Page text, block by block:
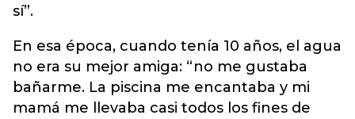
sí”.
En esa época, cuando tenía 10 años, el agua
no era su mejor amiga: “no me gustaba
bañarme. La piscina me encantaba y mi
mamá me llevaba casi todos los fines de